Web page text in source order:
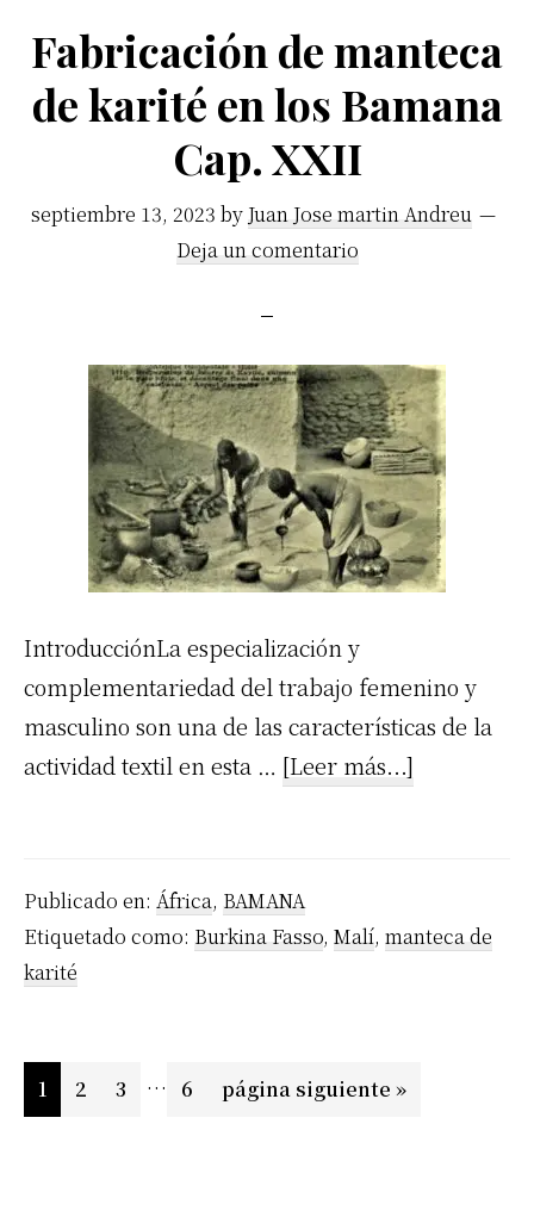
Cap.
XXIII
Fabricación de manteca
de karité en los Bamana
Cap. XXII
septiembre 13, 2023 by Juan Jose martin Andreu
Deja un comentario
IntroducciónLa especialización y
complementariedad del trabajo femenino y
masculino son una de las características de la
actividad textil en esta … [Leer más...]
manteca
de
Publicado en: África, BAMANA
Etiquetado como: Burkina Fasso, Malí, manteca de
karité
Página
1 Página
2 Página
3
Páginas
… Página
6
Ir
página siguiente »